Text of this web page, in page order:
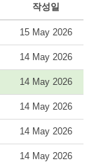
작성일
15 May 2026
14 May 2026
14 May 2026
14 May 2026
14 May 2026
14 May 2026